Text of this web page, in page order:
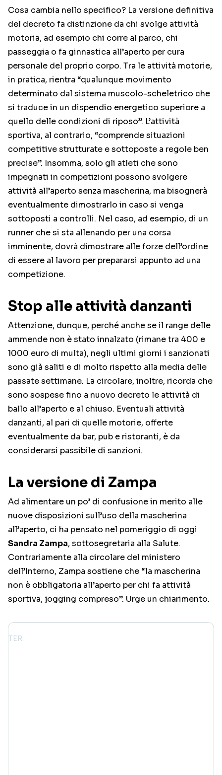
Cosa cambia nello specifico? La versione definitiva
del decreto fa distinzione da chi svolge attività
motoria, ad esempio chi corre al parco, chi
passeggia o fa ginnastica all’aperto per cura
personale del proprio corpo. Tra le attività motorie,
in pratica, rientra “qualunque movimento
determinato dal sistema muscolo-scheletrico che
si traduce in un dispendio energetico superiore a
quello delle condizioni di riposo”. L’attività
sportiva, al contrario, “comprende situazioni
competitive strutturate e sottoposte a regole ben
precise”. Insomma, solo gli atleti che sono
impegnati in competizioni possono svolgere
attività all’aperto senza mascherina, ma bisognerà
eventualmente dimostrarlo in caso si venga
sottoposti a controlli. Nel caso, ad esempio, di un
runner che si sta allenando per una corsa
imminente, dovrà dimostrare alle forze dell’ordine
di essere al lavoro per prepararsi appunto ad una
competizione.
Stop alle attività danzanti
Attenzione, dunque, perché anche se il range delle
ammende non è stato innalzato (rimane tra 400 e
1000 euro di multa), negli ultimi giorni i sanzionati
sono già saliti e di molto rispetto alla media delle
passate settimane. La circolare, inoltre, ricorda che
sono sospese fino a nuovo decreto le attività di
ballo all’aperto e al chiuso. Eventuali attività
danzanti, al pari di quelle motorie, offerte
eventualmente da bar, pub e ristoranti, è da
considerarsi passibile di sanzioni.
La versione di Zampa
Ad alimentare un po’ di confusione in merito alle
nuove disposizioni sull’uso della mascherina
all’aperto, ci ha pensato nel pomeriggio di oggi
Sandra Zampa, sottosegretaria alla Salute.
Contrariamente alla circolare del ministero
dell’Interno, Zampa sostiene che “la mascherina
non è obbligatoria all’aperto per chi fa attività
sportiva, jogging compreso”. Urge un chiarimento.